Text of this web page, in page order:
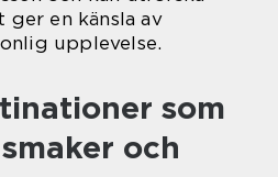
ger en känsla av
upplevelse.
som
och